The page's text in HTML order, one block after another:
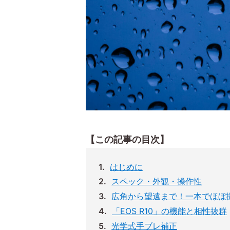
【この記事の目次】
はじめに
スペック・外観・操作性
広角から望遠まで！一本でほぼ
「EOS R10」の機能と相性抜群
光学式手ブレ補正